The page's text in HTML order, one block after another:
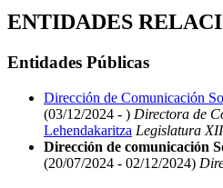
ENTIDADES
Entidades Públicas
Dirección de Comunicación
(03/12/2024 - ) Directora de
Lehendakaritza Legislatura
Dirección de comunicación
(20/07/2024 - 02/12/2024)